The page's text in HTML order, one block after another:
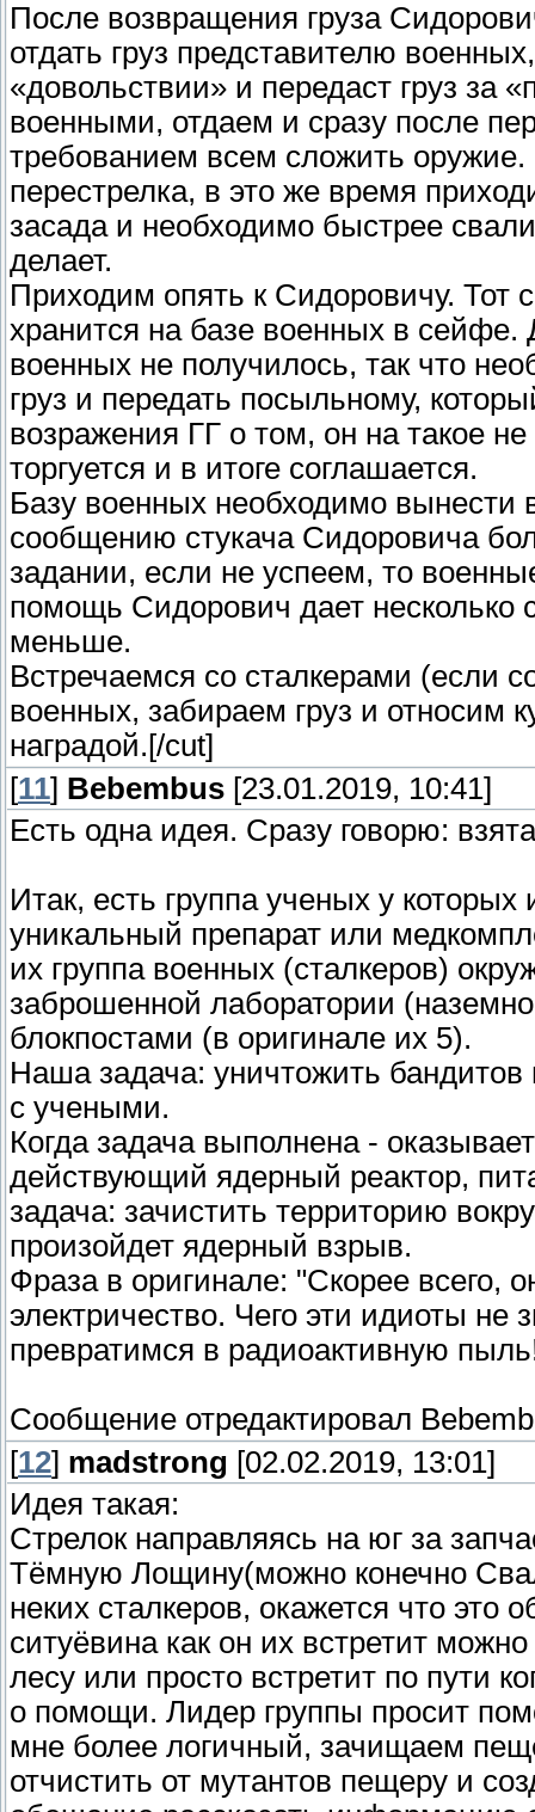
После возвращения груза
отдать груз представителю
«довольствии» и передаст груз за
военными, отдаем и сразу после
требованием всем сложить
перестрелка, в это же время
засада и необходимо быстрее
делает.
Приходим опять к Сидоровичу. Тот
хранится на базе военных в
военных не получилось, так что
груз и передать посыльному,
возражения ГГ о том, он на такое
торгуется и в итоге соглашается.
Базу военных необходимо вынести
сообщению стукача Сидоровича
задании, если не успеем, то
помощь Сидорович дает несколько
меньше.
Встречаемся со сталкерами (если
военных, забираем груз и относим
наградой.[/cut]
[11] Bebembus [23.01.2019, 10:41]
Есть одна идея. Сразу говорю:
Итак, есть группа ученых у
уникальный препарат или
их группа военных (сталкеров)
заброшенной лаборатории
блокпостами (в оригинале их 5).
Наша задача: уничтожить бандитов
с учеными.
Когда задача выполнена -
действующий ядерный реактор,
задача: зачистить территорию
произойдет ядерный взрыв.
Фраза в оригинале: "Скорее всего,
электричество. Чего эти идиоты не
превратимся в радиоактивную
Сообщение отредактировал
[12] madstrong [02.02.2019, 13:01]
Идея такая:
Стрелок направляясь на юг за
Тёмную Лощину(можно конечно
неких сталкеров, окажется что это
ситуёвина как он их встретит
лесу или просто встретит по пути
о помощи. Лидер группы просит
мне более логичный, зачищаем
отчистить от мутантов пещеру и